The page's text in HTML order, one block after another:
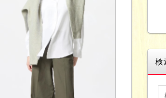
検